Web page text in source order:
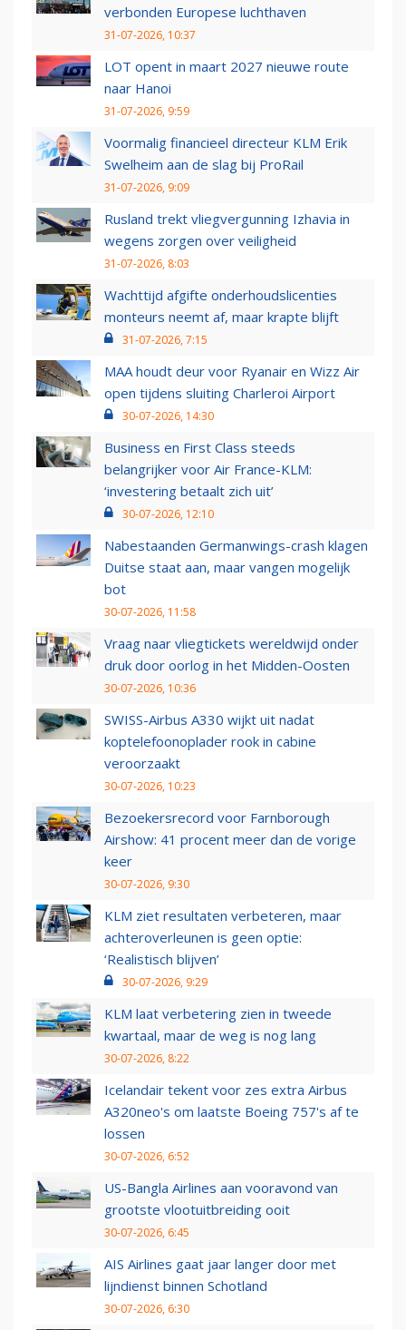
verbonden Europese luchthaven
31-07-2026, 10:37
LOT opent in maart 2027 nieuwe route
naar Hanoi
31-07-2026, 9:59
Voormalig financieel directeur KLM Erik
Swelheim aan de slag bij ProRail
31-07-2026, 9:09
Rusland trekt vliegvergunning Izhavia in
wegens zorgen over veiligheid
31-07-2026, 8:03
Wachttijd afgifte onderhoudslicenties
monteurs neemt af, maar krapte blijft
31-07-2026, 7:15
MAA houdt deur voor Ryanair en Wizz Air
open tijdens sluiting Charleroi Airport
30-07-2026, 14:30
Business en First Class steeds
belangrijker voor Air France-KLM:
‘investering betaalt zich uit’
30-07-2026, 12:10
Nabestaanden Germanwings-crash klagen
Duitse staat aan, maar vangen mogelijk
bot
30-07-2026, 11:58
Vraag naar vliegtickets wereldwijd onder
druk door oorlog in het Midden-Oosten
30-07-2026, 10:36
SWISS-Airbus A330 wijkt uit nadat
koptelefoonoplader rook in cabine
veroorzaakt
30-07-2026, 10:23
Bezoekersrecord voor Farnborough
Airshow: 41 procent meer dan de vorige
keer
30-07-2026, 9:30
KLM ziet resultaten verbeteren, maar
achteroverleunen is geen optie:
‘Realistisch blijven’
30-07-2026, 9:29
KLM laat verbetering zien in tweede
kwartaal, maar de weg is nog lang
30-07-2026, 8:22
Icelandair tekent voor zes extra Airbus
A320neo's om laatste Boeing 757's af te
lossen
30-07-2026, 6:52
US-Bangla Airlines aan vooravond van
grootste vlootuitbreiding ooit
30-07-2026, 6:45
AIS Airlines gaat jaar langer door met
lijndienst binnen Schotland
30-07-2026, 6:30